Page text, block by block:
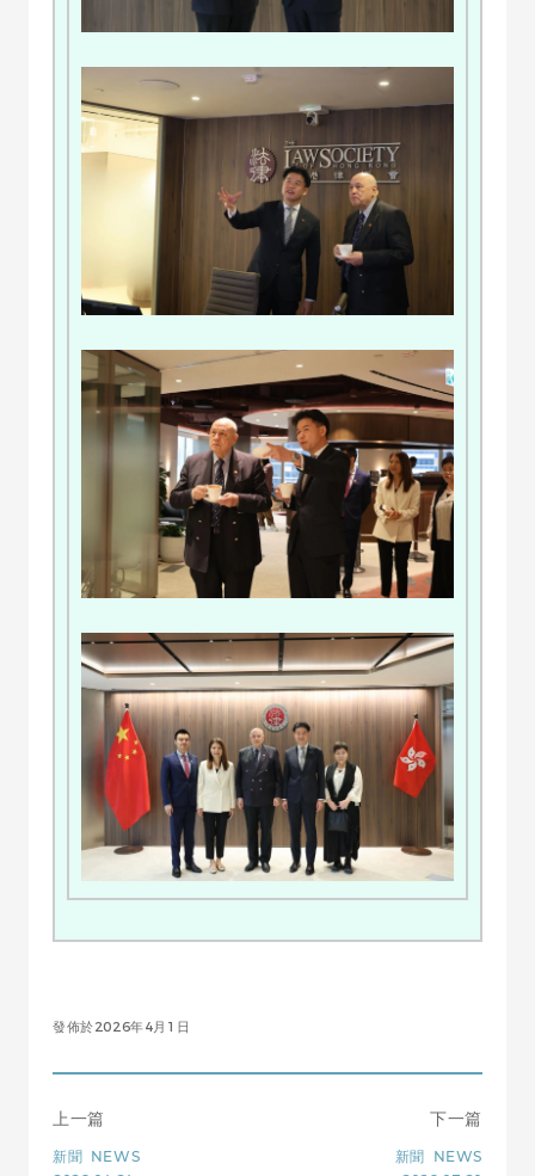
發佈於2026年4月1日
上一篇
新聞 NEWS
下一篇
新聞 NEWS